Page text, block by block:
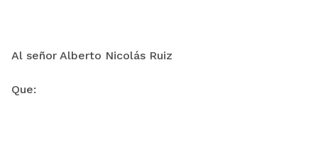
Al señor Alberto Nicolás Ruiz
Que: